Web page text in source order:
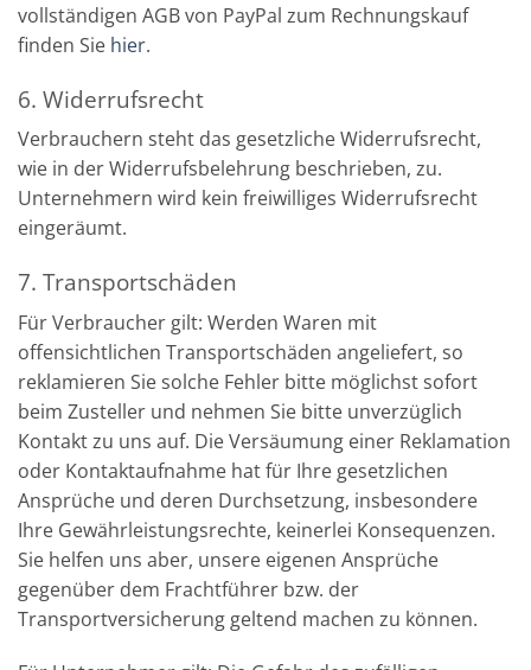
vollständigen AGB von PayPal zum Rechnungskauf
finden Sie hier.
6. Widerrufsrecht
Verbrauchern steht das gesetzliche Widerrufsrecht,
wie in der Widerrufsbelehrung beschrieben, zu.
Unternehmern wird kein freiwilliges Widerrufsrecht
eingeräumt.
7. Transportschäden
Für Verbraucher gilt: Werden Waren mit
offensichtlichen Transportschäden angeliefert, so
reklamieren Sie solche Fehler bitte möglichst sofort
beim Zusteller und nehmen Sie bitte unverzüglich
Kontakt zu uns auf. Die Versäumung einer Reklamation
oder Kontaktaufnahme hat für Ihre gesetzlichen
Ansprüche und deren Durchsetzung, insbesondere
Ihre Gewährleistungsrechte, keinerlei Konsequenzen.
Sie helfen uns aber, unsere eigenen Ansprüche
gegenüber dem Frachtführer bzw. der
Transportversicherung geltend machen zu können.